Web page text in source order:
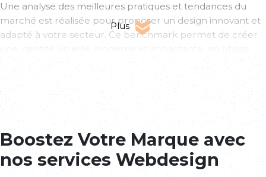
Une analyse des meilleures pratiques et tendances du
marché est réalisée pour proposer un design innovant et
adapté à votre secteur. Ce benchmark permet de créer
Nous concevons trois pistes pour la homepage,
visualisation dynamique. Une maquette de page interne
est également développée, avec une optimisation UX et
une déclinaison responsive et mobile pour une navigation
Plus
Boostez Votre Marque avec
nos services Webdesign